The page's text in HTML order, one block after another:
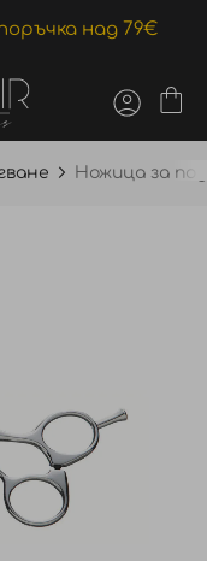
над 79€
Ножица за